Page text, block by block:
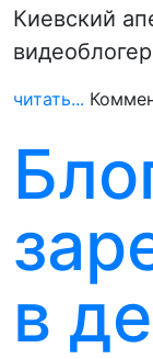
Киевский
читать...
в